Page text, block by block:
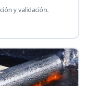
y validación.